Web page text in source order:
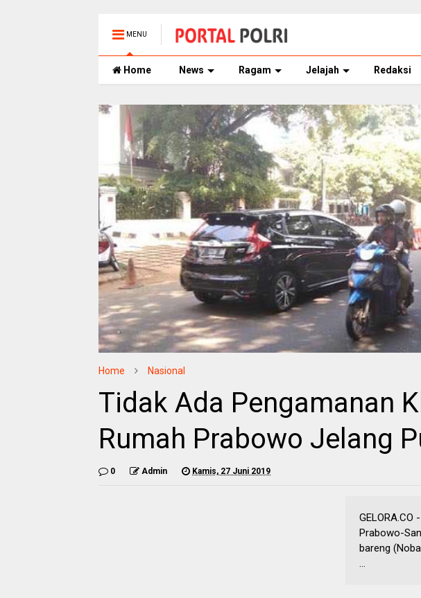
MENU
Home News Ragam Jelajah Redaksi
Home Nasional
Tidak Ada Pengamanan
Rumah Prabowo Jelang
0 Admin Kamis, 27 Juni 2019
GELORA.CO
Prabowo-
bareng
...